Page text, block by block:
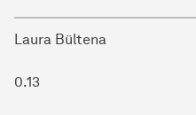
Laura Bültena
0.13